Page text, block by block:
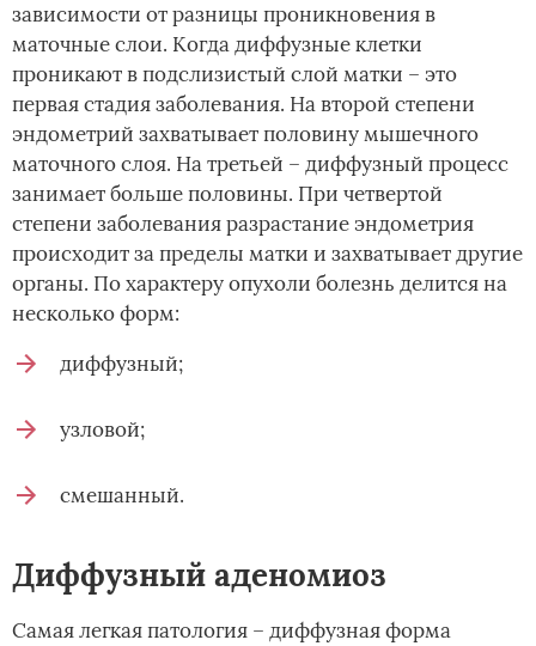
зависимости от разницы проникновения в
маточные слои. Когда диффузные клетки
проникают в подслизистый слой матки – это
первая стадия заболевания. На второй степени
эндометрий захватывает половину мышечного
маточного слоя. На третьей – диффузный процесс
занимает больше половины. При четвертой
степени заболевания разрастание эндометрия
происходит за пределы матки и захватывает другие
органы. По характеру опухоли болезнь делится на
несколько форм:
диффузный;
узловой;
смешанный.
Диффузный аденомиоз
Самая легкая патология – диффузная форма